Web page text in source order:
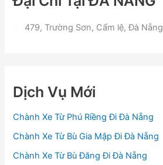
479, Trường Sơn, Cẩm lệ, Đà Nẵng
Dịch Vụ Mới
Chành Xe Từ Phú Riềng Đi Đà Nẵng
Chành Xe Từ Bù Gia Mập Đi Đà Nẵng
Chành Xe Từ Bù Đăng Đi Đà Nẵng